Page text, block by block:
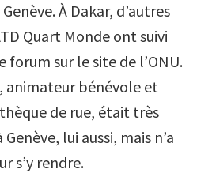
À Dakar, d’autres
Quart Monde ont suivi
sur le site de l’ONU.
animateur bénévole et
de rue, était très
lui aussi, mais n’a
s’y rendre.